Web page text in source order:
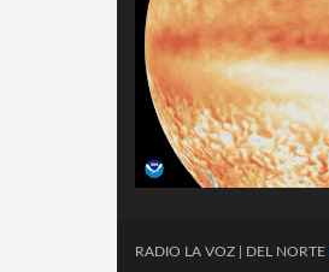
RADIO LA VOZ | DEL NORTE